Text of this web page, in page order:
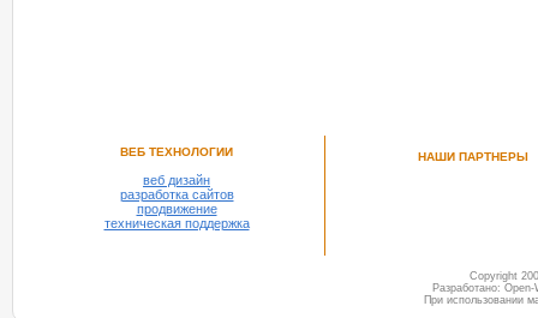
ВЕБ ТЕХНОЛОГИИ
веб дизайн
разработка сайтов
продвижение
техническая поддержка
НАШИ ПАРТНЕРЫ
Copyright
Разработано:
При использовании